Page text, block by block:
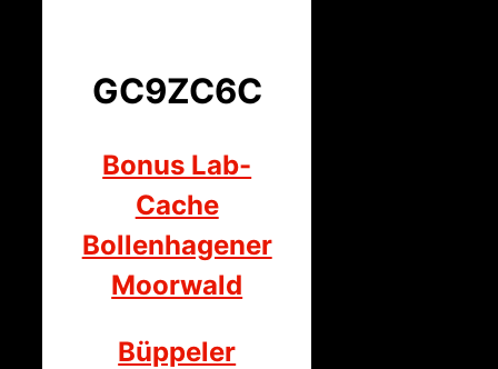
GC9ZC6C
Bonus Lab-
Cache
Bollenhagener
Moorwald
Büppeler